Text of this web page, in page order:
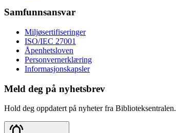
Samfunnsansvar
Miljøsertifiseringer
ISO/IEC 27001
Åpenhetsloven
Personvernerklæring
Informasjonskapsler
Meld deg på nyhetsbrev
Hold deg oppdatert på nyheter fra Biblioteksentralen.